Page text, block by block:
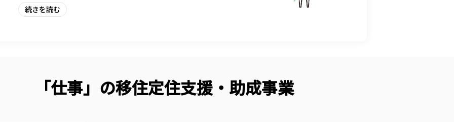
続きを読む
「仕事」の移住定住支援・助成事業